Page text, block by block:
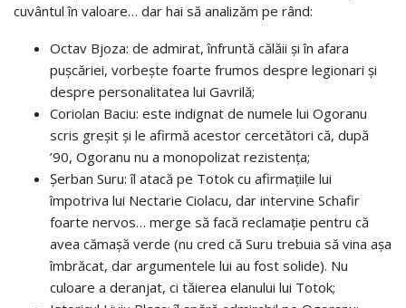
cuvântul în valoare… dar hai să analizăm pe rând:
Octav Bjoza: de admirat, înfruntă călăii și în afara
pușcăriei, vorbește foarte frumos despre legionari și
despre personalitatea lui Gavrilă;
Coriolan Baciu: este indignat de numele lui Ogoranu
scris greșit și le afirmă acestor cercetători că, după
’90, Ogoranu nu a monopolizat rezistența;
Șerban Suru: îl atacă pe Totok cu afirmațiile lui
împotriva lui Nectarie Ciolacu, dar intervine Schafir
foarte nervos… merge să facă reclamație pentru că
avea cămașă verde (nu cred că Suru trebuia să vina așa
îmbrăcat, dar argumentele lui au fost solide). Nu
culoare a deranjat, ci tăierea elanului lui Totok;